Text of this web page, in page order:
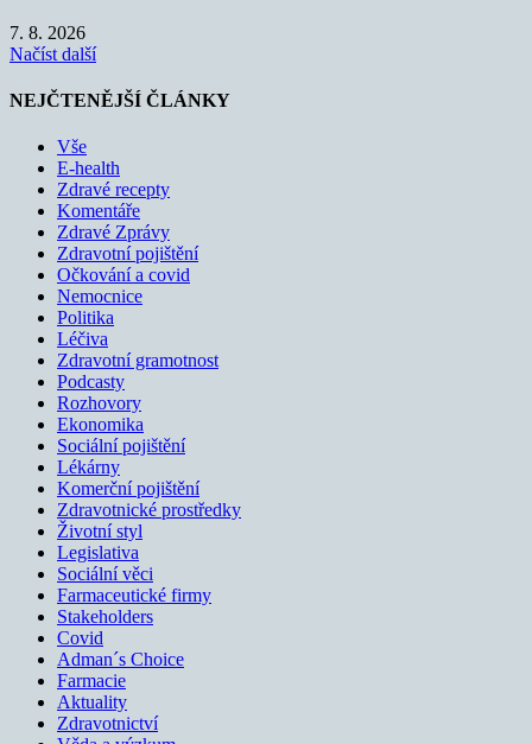
7. 8. 2026
Načíst další
NEJČTENĚJŠÍ ČLÁNKY
Vše
E-health
Zdravé recepty
Komentáře
Zdravé Zprávy
Zdravotní pojištění
Očkování a covid
Nemocnice
Politika
Léčiva
Zdravotní gramotnost
Podcasty
Rozhovory
Ekonomika
Sociální pojištění
Lékárny
Komerční pojištění
Zdravotnické prostředky
Životní styl
Legislativa
Sociální věci
Farmaceutické firmy
Stakeholders
Covid
Adman´s Choice
Farmacie
Aktuality
Zdravotnictví